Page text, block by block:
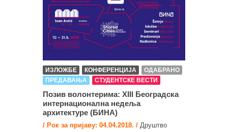
ИЗЛОЖБЕ КОНФЕРЕНЦИЈА
ОДАБРАНО
ПРЕДАВАЊА
СТУДЕНТСКЕ ВЕСТИ
Позив волонтерима: XIII Београдска
интернационална недеља
архитектуре (БИНА)
/ Рок за пријаву: 04.04.2018. / Друштво